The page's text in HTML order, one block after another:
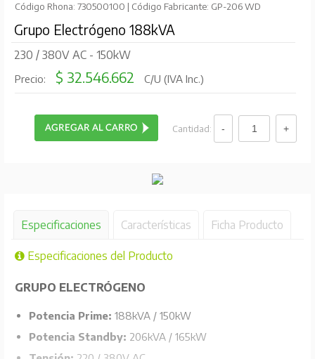
Código Rhona: 730500100 | Código Fabricante: GP-206 WD
Grupo Electrógeno 188kVA
230 / 380V AC - 150kW
Precio: $ 32.546.662 C/U (IVA Inc.)
Cantidad:
Especificaciones Características Ficha Producto
Especificaciones del Producto
GRUPO ELECTRÓGENO
Potencia Prime: 188kVA / 150kW
Potencia Standby: 206kVA / 165kW